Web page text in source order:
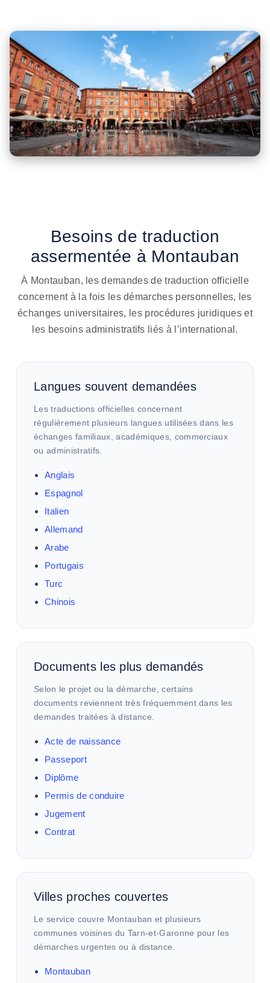
Besoins de traduction
assermentée à Montauban
À Montauban, les demandes de traduction officielle
concernent à la fois les démarches personnelles, les
échanges universitaires, les procédures juridiques et
les besoins administratifs liés à l’international.
Langues souvent demandées
Les traductions officielles concernent
régulièrement plusieurs langues utilisées dans les
échanges familiaux, académiques, commerciaux
ou administratifs.
Anglais
Espagnol
Italien
Allemand
Arabe
Portugais
Turc
Chinois
Documents les plus demandés
Selon le projet ou la démarche, certains
documents reviennent très fréquemment dans les
demandes traitées à distance.
Acte de naissance
Passeport
Diplôme
Permis de conduire
Jugement
Contrat
Villes proches couvertes
Le service couvre Montauban et plusieurs
communes voisines du Tarn-et-Garonne pour les
démarches urgentes ou à distance.
Montauban